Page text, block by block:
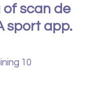
scan de
sport app.
10